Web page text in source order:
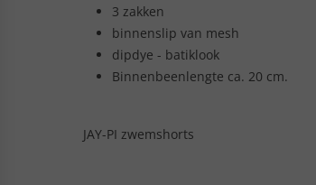
3 zakken
binnenslip van mesh
dipdye - batiklook
Binnenbeenlengte ca. 20 cm.
JAY-PI zwemshorts